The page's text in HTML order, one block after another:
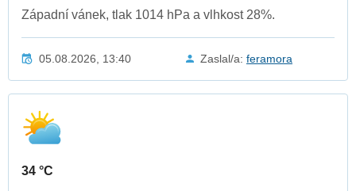
Západní vánek, tlak 1014 hPa a vlhkost 28%.
05.08.2026, 13:40 Zaslal/a: feramora
34 °C